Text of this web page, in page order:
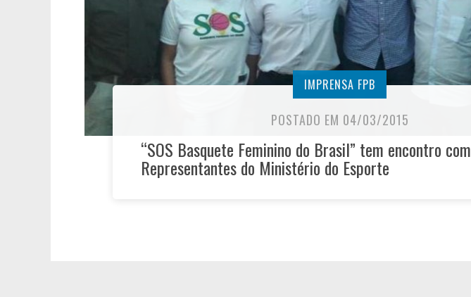
IMPRENSA FPB
POSTADO EM 04/03/2015
“SOS Basquete Feminino do Brasil” tem encontro com
Representantes do Ministério do Esporte